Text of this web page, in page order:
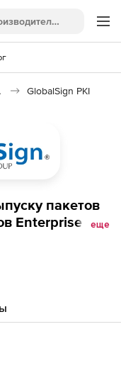
GlobalSign PKI
пакетов
Enterprise PKI
еще